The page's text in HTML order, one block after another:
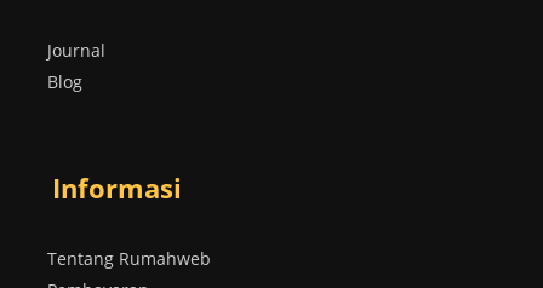
Journal
Blog
Informasi
Tentang Rumahweb